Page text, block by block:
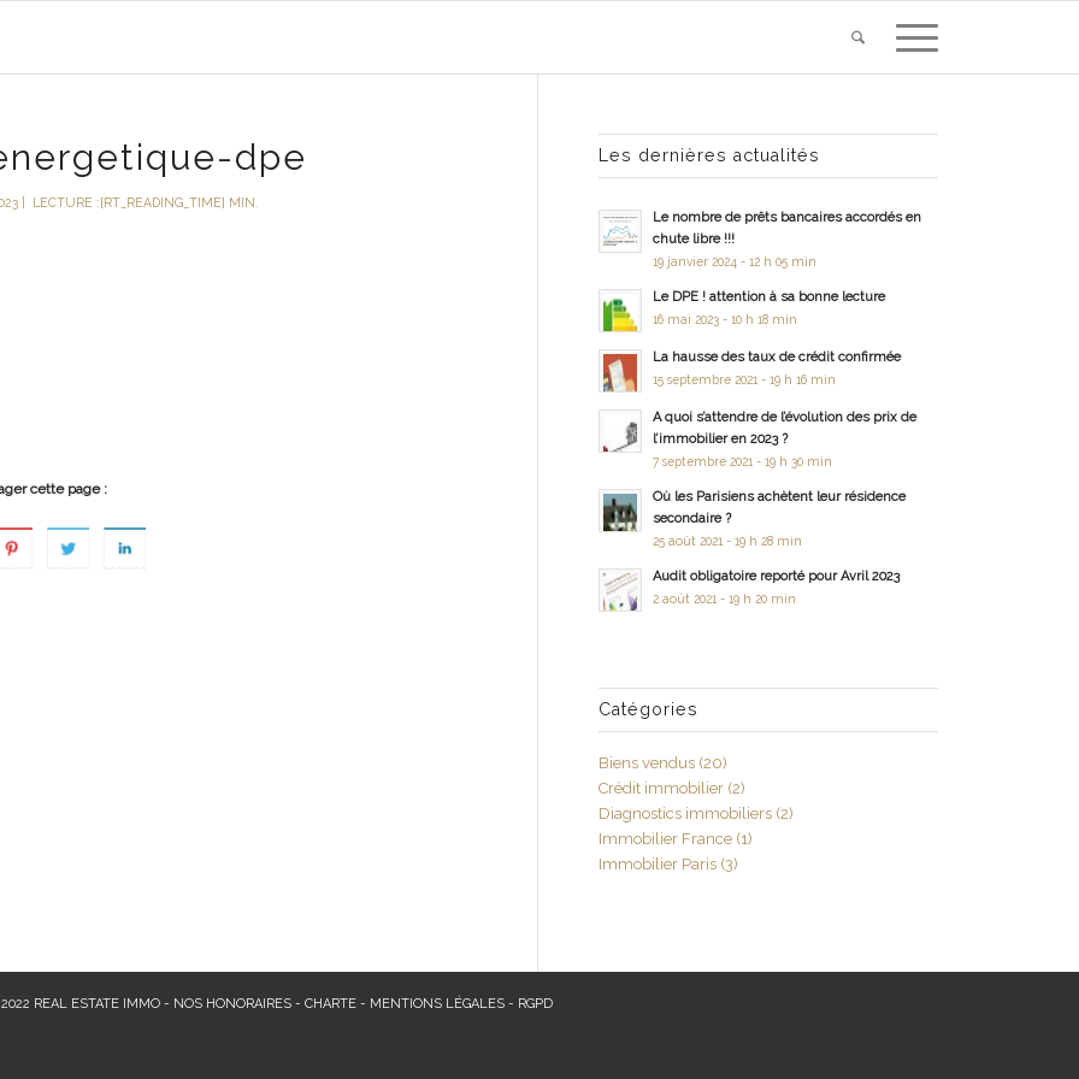
dpe
| LECTURE :[RT_READING_TIME] MIN.
cette page :
Les dernières actualités
Le nombre de prêts bancaires accordés en
chute libre !!!
19 janvier 2024 - 12 h 05 min
Le DPE ! attention à sa bonne lecture
16 mai 2023 - 10 h 18 min
La hausse des taux de crédit confirmée
15 septembre 2021 - 19 h 16 min
A quoi s’attendre de l’évolution des prix de
l’immobilier en 2023 ?
7 septembre 2021 - 19 h 30 min
Où les Parisiens achètent leur résidence
secondaire ?
25 août 2021 - 19 h 28 min
Audit obligatoire reporté pour Avril 2023
2 août 2021 - 19 h 20 min
Catégories
Biens vendus(20)
Crédit immobilier(2)
Diagnostics immobiliers(2)
Immobilier France(1)
Immobilier Paris(3)
REAL ESTATE IMMO - NOS HONORAIRES - CHARTE - MENTIONS LÉGALES - RGPD